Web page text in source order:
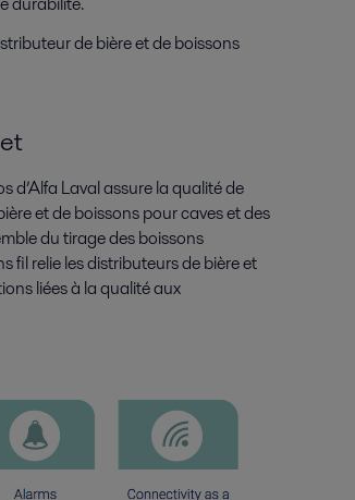
de bière et de boissons
d’Alfa Laval assure la qualité de
et de boissons pour caves et des
du tirage des boissons
fil relie les distributeurs de bière et
liées à la qualité aux